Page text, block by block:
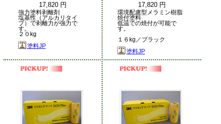
17,820 円
強力塗料剥離剤
塩基性（アルカリタイ
プ）で剥離力が強力で
す。
２０kg
塗料JP
17,820 円
環境配慮型メラミン樹脂
焼付塗料
低温での焼付が可能で
す。
１６kg／ブラック
塗料JP